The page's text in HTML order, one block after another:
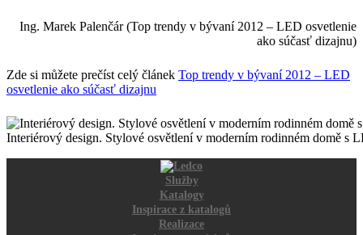
Ing. Marek Palenčár (Top trendy v bývaní 2012 – LED osvetlenie
ako súčasť dizajnu)
Zde si můžete prečíst celý článek Top trendy v bývaní 2012 – LED
osvetlenie ako súčasť dizajnu
Interiérový design. Stylové osvětlení v moderním rodinném domě s
Služby
Katalogy
Inspirace z katalogů
Realizace